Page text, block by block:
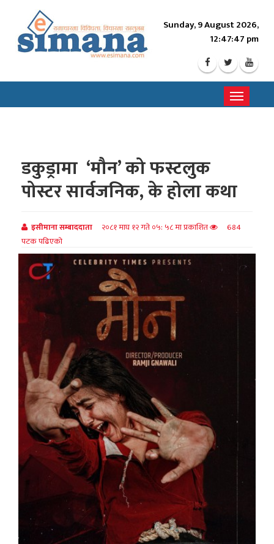
Sunday, 9 August 2026,
12:47:49 pm
Toggle
डकुड्रामा ‘मौन’ को फस्टलुक
पोस्टर सार्वजनिक, के होला कथा
इसीमाना सम्बाददाता २०८१ माघ १२ गते ०५: ५८ मा प्रकाशित
684
पटक पढिएको